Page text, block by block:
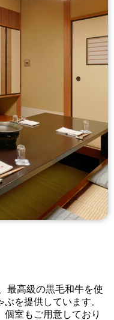
最高級の黒毛和牛を使
を提供しています。
室もご用意しており